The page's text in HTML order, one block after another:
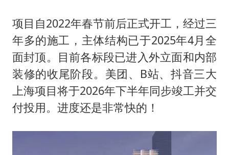
项目自2022年春节前后正式开工，经过三
年多的施工，主体结构已于2025年4月全
面封顶。目前各标段已进入外立面和内部
装修的收尾阶段。美团、B站、抖音三大
上海项目将于2026年下半年同步竣工并交
付投用。进度还是非常快的！